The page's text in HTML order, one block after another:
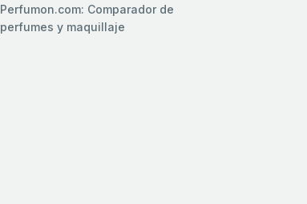
Perfumon.com: Comparador de
perfumes y maquillaje